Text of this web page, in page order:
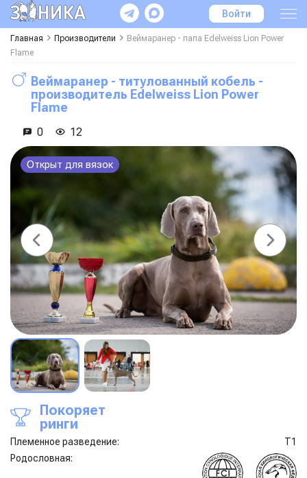
Войти
Главная Производители Веймаранер - папа Edelweiss Lion Power
Flame
Веймаранер - титулованный кобель -
производитель Edelweiss Lion Power
Flame
0 12
Открыт для вязок
Покоряет
ринги
Племенное разведение:
Т1
Родословная: